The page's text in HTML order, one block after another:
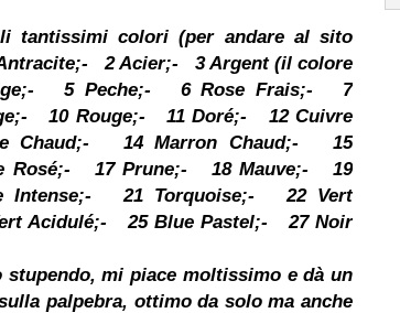
tantissimi colori (per andare al sito
- 2 Acier;-
3 Argent (il colore
- 5 Peche;- 6 Rose Frais;-
7
- 10 Rouge;- 11 Doré;-
12 Cuivre
Chaud;- 14 Marron Chaud;-
15
Rosé;- 17 Prune;- 18 Mauve;-
19
Intense;- 21 Torquoise;-
22 Vert
Acidulé;- 25 Blue Pastel;-
27 Noir
stupendo, mi piace moltissimo e dà un
palpebra, ottimo da solo ma anche